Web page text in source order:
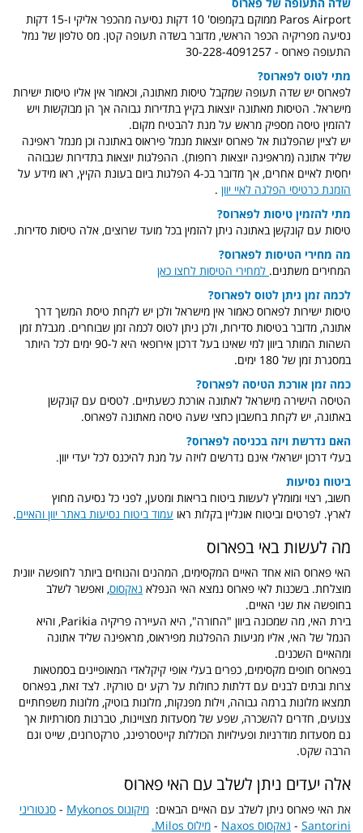
Paros Airport ממוקם בקמפוס' 10 דקות נסיעה מהכפר אליקי ו-15 דקות
נסיעה מפריקיה הכפר הראשי, מדובר בשדה תעופה קטן. מס טלפון של נמל
התעופה פארוס - 30-228-4091257
מתי לטוס לפארוס?
לפארוס יש שדה תעופה שמקבל טיסות מאתונה, וכאמור אין אליו טיסות ישירות
מישראל. הטיסות מאתונה יוצאות בקיץ בתדירות גבוהה אך הן מבוקשות ויש
להזמין טיסה מספיק מראש על מנת להבטיח מקום.
יש לציין שהפלגות אל פארוס יוצאות מנמל פיראוס באתונה וכן מנמל ראפינה
שליד אתונה (מראפינה יוצאות רחפות). ההפלגות יוצאות בתדירות שגבוהה
יחסית לאיים אחרים, אך מדובר בכ-4 הפלגות ביום בעונת הקיץ,
ראו מידע על
הזמנת כרטיסי הפלגה לאיי יוון .
מתי להזמין טיסות לפארוס?
טיסות עם קונקשן באתונה ניתן להזמין בכל מועד שרוצים, אלה טיסות סדירות.
מה מחירי הטיסות לפארוס?
המחירים משתנים. למחירי הטיסות לחצו כאן
לכמה זמן ניתן לטוס לפארוס?
טיסות ישירות לפארוס כאמור אין מישראל ולכן יש לקחת טיסת המשך דרך
אתונה, מדובר בטיסות סדירות, ולכן ניתן לטוס לכמה זמן שבוחרים. מגבלת זמן
השהות המותר ביוון למי שאינו בעל דרכון אירופאי היא ל-90 ימים לכל היותר
במסגרת זמן של 180 ימים.
כמה זמן אורכת הטיסה לפארוס?
הטיסה הישירה מישראל לאתונה אורכת כשעתיים. לטסים עם קונקשן
באתונה, יש לקחת בחשבון כחצי שעה טיסה מאתונה לפארוס.
האם נדרשת ויזה בכניסה לפארוס?
בעלי דרכון ישראלי אינם נדרשים לויזה על מנת להיכנס לכל יעדי יוון.
ביטוח נסיעות
חשוב, רצוי ומומלץ לעשות ביטוח בריאות ומטען, לפני כל נסיעה מחוץ
לארץ. לפרטים וביטוח אונליין בקלות ראו עמוד ביטוח נסיעות באתר יוון והאיים.
מה לעשות באי בפארוס
האי פארוס הוא אחד האיים המקסימים, המהנים והנוחים ביותר לחופשה יוונית
מוצלחת. בשכנות לאי פארוס נמצא האי הנפלא נאקסוס, ואפשר לשלב
בחופשה את שני האיים.
בירת האי, מה שמכונה ביוון "החורה", היא העיירה פריקיה Parikia, והיא
הנמל של האי, אליו מגיעות ההפלגות מפיראוס, מראפינה שליד אתונה
ומהאיים השכנים.
בפארוס חופים מקסימים, כפרים בעלי אופי קיקלאדי המאופיינים בסמטאות
צרות ובתים לבנים עם דלתות כחולות על רקע ים טורקיז. לצד זאת, בפארוס
תמצאו מלונות ברמה גבוהה, וילות מפנקות, מלונות בוטיק, מלונות משפחתיים
צנועים, חדרים להשכרה, שפע של מסעדות מצויינות, טברנות מסורתיות אך
גם מסעדות מודרניות ופעילויות הכוללות קייטסרפינג, טרקטרונים, שייט וגם
הרבה שקט.
אלה יעדים ניתן לשלב עם האי פארוס
את האי פארוס ניתן לשלב עם האיים הבאים: מיקונוס Mykonos - סנטוריני
Santorini
- נאקסוס Naxos - מילוס Milos.